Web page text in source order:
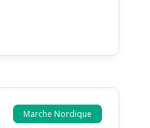
Marche Nordique